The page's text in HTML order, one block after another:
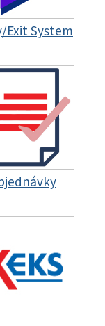
Exit System